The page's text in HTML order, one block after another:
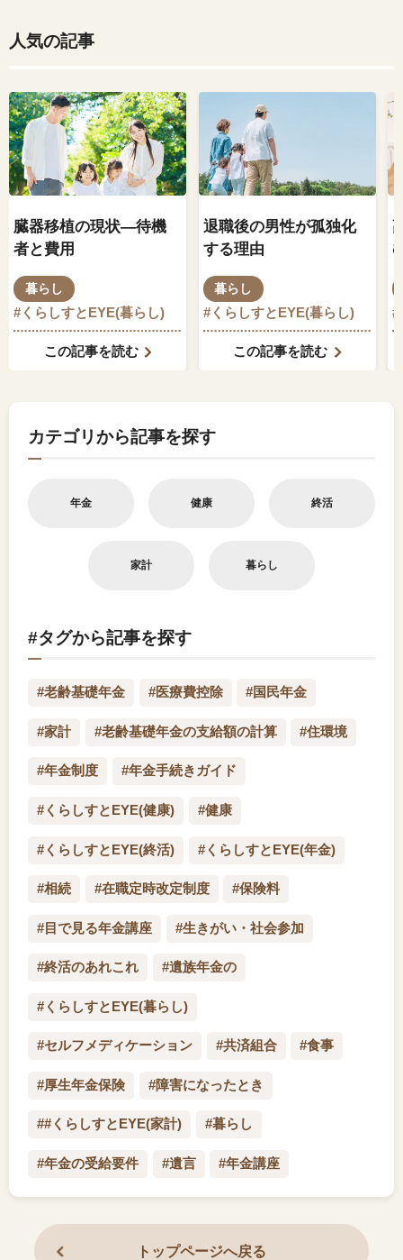
人気の記事
臓器移植の現状―待機
者と費用
暮らし
#くらしすとEYE(暮らし)
この記事を読む
退職後の男性が孤独化
する理由
暮らし
#くらしすとEYE(暮らし)
この記事を読む
#
カテゴリから記事を探す
年金 健康 終活
家計 暮らし
#タグから記事を探す
#老齢基礎年金 #医療費控除 #国民年金
#家計 #老齢基礎年金の支給額の計算 #住環境
#年金制度 #年金手続きガイド
#くらしすとEYE(健康) #健康
#くらしすとEYE(終活) #くらしすとEYE(年金)
#相続 #在職定時改定制度 #保険料
#目で見る年金講座 #生きがい・社会参加
#終活のあれこれ #遺族年金の
#くらしすとEYE(暮らし)
#セルフメディケーション #共済組合 #食事
#厚生年金保険 #障害になったとき
##くらしすとEYE(家計) #暮らし
#年金の受給要件 #遺言 #年金講座
トップページへ戻る